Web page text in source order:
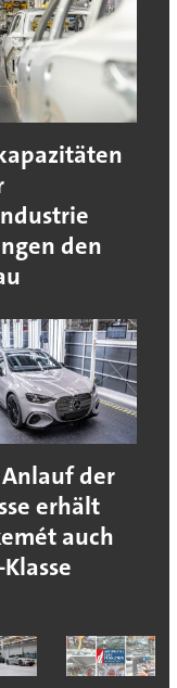
den
der
erhält
auch